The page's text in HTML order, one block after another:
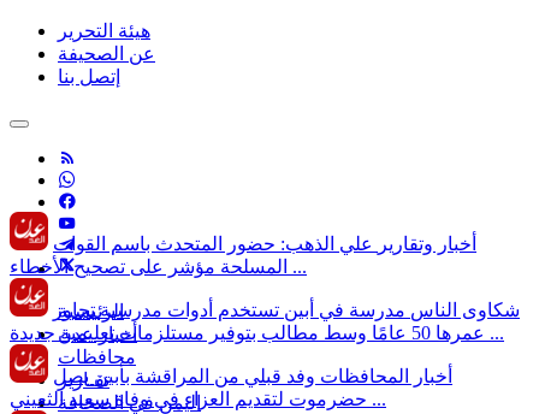
هيئة التحرير
عن الصحيفة
إتصل بنا
الرئيسية
أخبار عدن
محافظات
تقـارير
اليمن في الصحافة
أخبار وتقارير
علي الذهب: حضور المتحدث باسم القوات
المسلحة مؤشر على تصحيح الأخطاء ...
شكاوى الناس مدرسة في أبين تستخدم أدوات مدرسية تجاوز
عمرها 50 عامًا وسط مطالب بتوفير مستلزمات تعليمية جديدة ...
أخبار المحافظات وفد قبلي من المراقشة بأبين يصل
حضرموت لتقديم العزاء في وفاة سعيد الثعيني ...